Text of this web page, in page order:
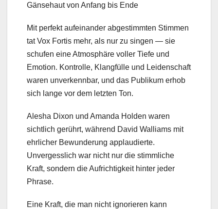
Gänsehaut von Anfang bis Ende
Mit perfekt aufeinander abgestimmten Stimmen
tat Vox Fortis mehr, als nur zu singen — sie
schufen eine Atmosphäre voller Tiefe und
Emotion. Kontrolle, Klangfülle und Leidenschaft
waren unverkennbar, und das Publikum erhob
sich lange vor dem letzten Ton.
Alesha Dixon und Amanda Holden waren
sichtlich gerührt, während David Walliams mit
ehrlicher Bewunderung applaudierte.
Unvergesslich war nicht nur die stimmliche
Kraft, sondern die Aufrichtigkeit hinter jeder
Phrase.
Eine Kraft, die man nicht ignorieren kann